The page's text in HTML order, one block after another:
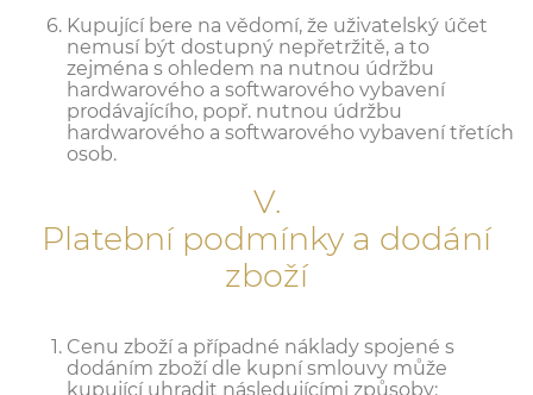
Kupující bere na vědomí, že uživatelský účet
nemusí být dostupný nepřetržitě, a to
zejména s ohledem na nutnou údržbu
hardwarového a softwarového vybavení
prodávajícího, popř. nutnou údržbu
hardwarového a softwarového vybavení třetích
osob.
V.
Platební podmínky a dodání
zboží
Cenu zboží a případné náklady spojené s
dodáním zboží dle kupní smlouvy může
kupující uhradit následujícími způsoby: